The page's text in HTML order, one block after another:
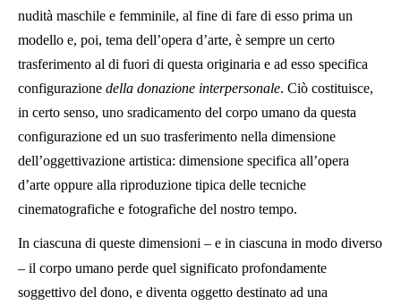
nudità maschile e femminile, al fine di fare di esso prima un
modello e, poi, tema dell’opera d’arte, è sempre un certo
trasferimento al di fuori di questa originaria e ad esso specifica
configurazione della donazione interpersonale. Ciò costituisce,
in certo senso, uno sradicamento del corpo umano da questa
configurazione ed un suo trasferimento nella dimensione
dell’oggettivazione artistica: dimensione specifica all’opera
d’arte oppure alla riproduzione tipica delle tecniche
cinematografiche e fotografiche del nostro tempo.
In ciascuna di queste dimensioni – e in ciascuna in modo diverso
– il corpo umano perde quel significato profondamente
soggettivo del dono, e diventa oggetto destinato ad una